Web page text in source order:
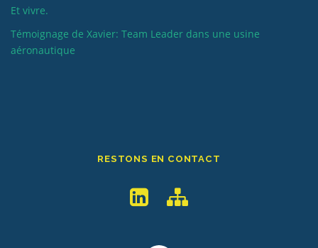
Et vivre.
Témoignage de Xavier: Team Leader dans une usine
aéronautique
RESTONS EN CONTACT